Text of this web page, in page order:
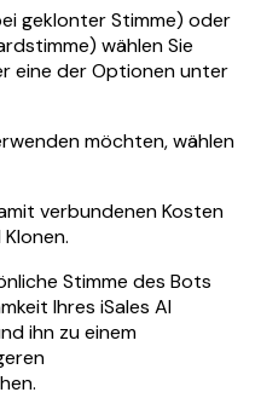
geklonter Stimme) oder
wählen Sie
eine der Optionen unter
möchten, wählen
verbundenen Kosten
Stimme des Bots
Ihres iSales AI
ihn zu einem